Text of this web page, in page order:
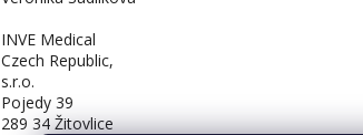
INVE Medical
Czech Republic,
s.r.o.
Pojedy 39
289 34 Žitovlice